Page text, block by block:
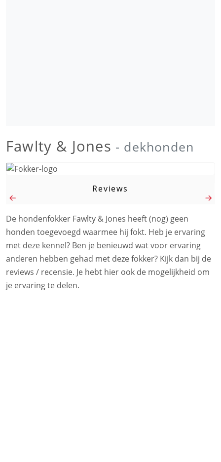
Fawlty & Jones - dekhonden
Reviews
De hondenfokker Fawlty & Jones heeft (nog) geen
honden toegevoegd waarmee hij fokt. Heb je ervaring
met deze kennel? Ben je benieuwd wat voor ervaring
anderen hebben gehad met deze fokker? Kijk dan bij de
reviews / recensie. Je hebt hier ook de mogelijkheid om
je ervaring te delen.